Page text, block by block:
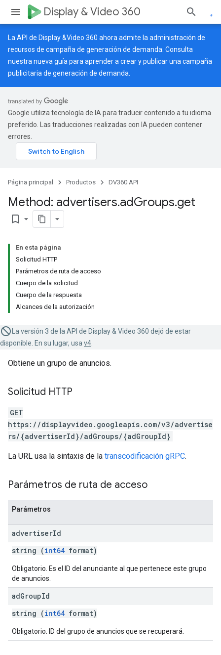
Display & Video 360
La API de Display &Video 360 ahora admite la administración de
recursos de campaña de generación de demanda. Consulta
nuestra nueva guía para aprender a crear y publicar una campaña
publicitaria de generación de demanda.
Google utiliza tecnología de IA para traducir contenido a tu idioma
preferido. Las traducciones realizadas con IA pueden contener
errores.
Página principal Productos DV360 API
Method: advertisers.adGroups.get
bookmark_border
En esta página
Solicitud HTTP
Parámetros de ruta de acceso
Cuerpo de la solicitud
Cuerpo de la respuesta
Alcances de la autorización
La versión 3 de la API de Display & Video 360 dejó de estar
disponible. En su lugar, usa v4
Obtiene un grupo de anuncios.
Solicitud HTTP
GET
https://displayvideo.googleapis.com/v3/advertise
rs/{advertiserId}/adGroups/{adGroupId}
La URL usa la sintaxis de la transcodificación gRPC.
Parámetros de ruta de acceso
Parámetros
advertiserId
string (int64 format)
Obligatorio. Es el ID del anunciante al que pertenece este grupo
de anuncios.
adGroupId
string (int64 format)
Obligatorio. ID del grupo de anuncios que se recuperará.